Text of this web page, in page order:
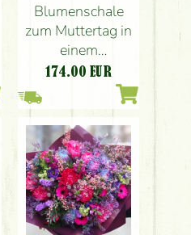
Blumenschale
zum Muttertag in
einem
Hortensientopf
174.00 EUR